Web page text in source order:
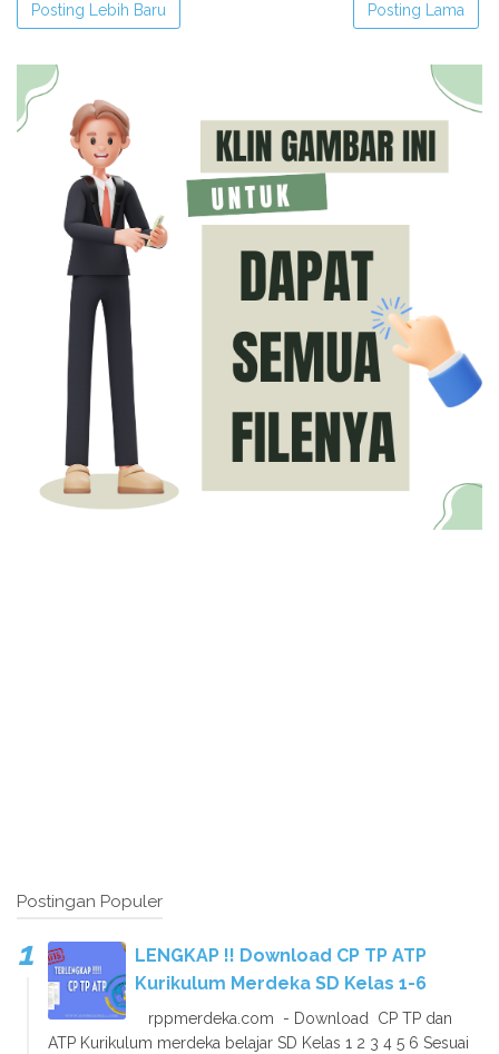
Posting Lebih Baru Posting Lama
Postingan Populer
LENGKAP !! Download CP TP ATP
Kurikulum Merdeka SD Kelas 1-6
rppmerdeka.com - Download CP TP dan
ATP Kurikulum merdeka belajar SD Kelas 1 2 3 4 5 6 Sesuai